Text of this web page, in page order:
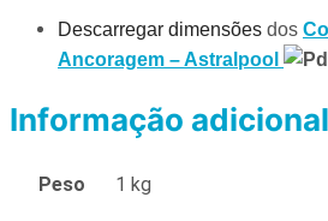
Descarregar dimensões dos
Ancoragem – Astralpool
Informação adicional
Peso 1 kg